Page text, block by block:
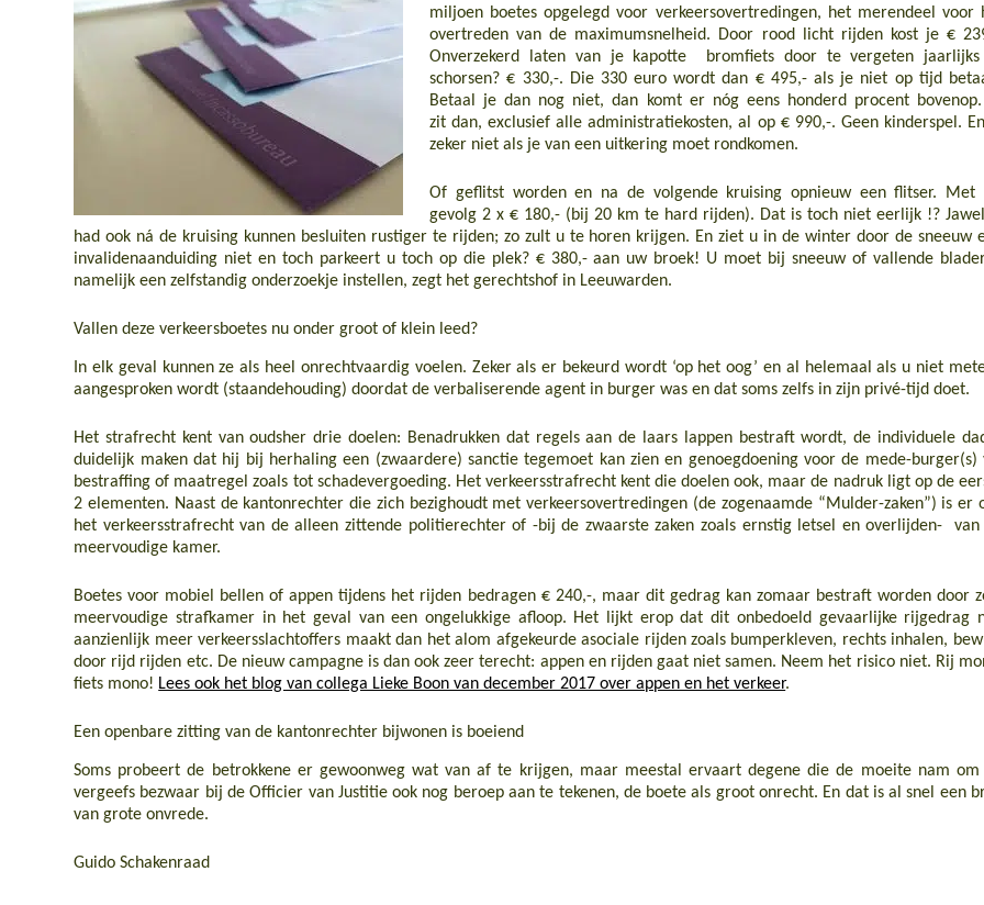
miljoen boetes opgelegd voor verkeersovertredingen, het merendeel voor
overtreden van de maximumsnelheid. Door rood licht rijden kost je €
Onverzekerd laten van je kapotte bromfiets door te vergeten
schorsen? € 330,-. Die 330 euro wordt dan € 495,- als je niet op tijd
Betaal je dan nog niet, dan komt er nóg eens honderd procent bovenop.
zit dan, exclusief alle administratiekosten, al op € 990,-. Geen kinderspel.
zeker niet als je van een uitkering moet rondkomen.
Of geflitst worden en na de volgende kruising opnieuw een flitser. Met
gevolg 2 x € 180,- (bij 20 km te hard rijden). Dat is toch niet eerlijk !?
had ook ná de kruising kunnen besluiten rustiger te rijden; zo zult u te horen krijgen. En ziet u in de winter door de sneeuw
invalidenaanduiding niet en toch parkeert u toch op die plek? € 380,- aan uw broek! U moet bij sneeuw of vallende
namelijk een zelfstandig onderzoekje instellen, zegt het gerechtshof in Leeuwarden.
Vallen deze verkeersboetes nu onder groot of klein leed?
In elk geval kunnen ze als heel onrechtvaardig voelen. Zeker als er bekeurd wordt ‘op het oog’ en al helemaal als u niet
aangesproken wordt (staandehouding) doordat de verbaliserende agent in burger was en dat soms zelfs in zijn privé-tijd doet.
Het strafrecht kent van oudsher drie doelen: Benadrukken dat regels aan de laars lappen bestraft wordt, de individuele
duidelijk maken dat hij bij herhaling een (zwaardere) sanctie tegemoet kan zien en genoegdoening voor de mede-burger(s)
bestraffing of maatregel zoals tot schadevergoeding. Het verkeersstrafrecht kent die doelen ook, maar de nadruk ligt op de
2 elementen. Naast de kantonrechter die zich bezighoudt met verkeersovertredingen (de zogenaamde “Mulder-zaken”) is er
het verkeersstrafrecht van de alleen zittende politierechter of -bij de zwaarste zaken zoals ernstig letsel en overlijden- van
meervoudige kamer.
Boetes voor mobiel bellen of appen tijdens het rijden bedragen € 240,-, maar dit gedrag kan zomaar bestraft worden door
meervoudige strafkamer in het geval van een ongelukkige afloop. Het lijkt erop dat dit onbedoeld gevaarlijke rijgedrag
aanzienlijk meer verkeersslachtoffers maakt dan het alom afgekeurde asociale rijden zoals bumperkleven, rechts inhalen,
door rijd rijden etc. De nieuw campagne is dan ook zeer terecht: appen en rijden gaat niet samen. Neem het risico niet. Rij
fiets mono! Lees ook het blog van collega Lieke Boon van december 2017 over appen en het verkeer.
Een openbare zitting van de kantonrechter bijwonen is boeiend
Soms probeert de betrokkene er gewoonweg wat van af te krijgen, maar meestal ervaart degene die de moeite nam om
vergeefs bezwaar bij de Officier van Justitie ook nog beroep aan te tekenen, de boete als groot onrecht. En dat is al snel een
van grote onvrede.
Guido Schakenraad